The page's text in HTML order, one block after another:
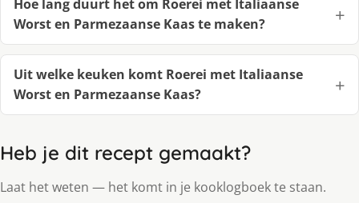
Hoe lang duurt het om Roerei met Italiaanse
Worst en Parmezaanse Kaas te maken?
Uit welke keuken komt Roerei met Italiaanse
Worst en Parmezaanse Kaas?
Heb je dit recept gemaakt?
Laat het weten — het komt in je kooklogboek te staan.